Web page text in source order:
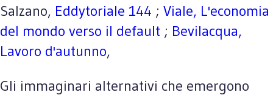
Salzano, Eddytoriale 144 ; Viale, L'economia
del mondo verso il default ; Bevilacqua,
Lavoro d'autunno,
Gli immaginari alternativi che emergono